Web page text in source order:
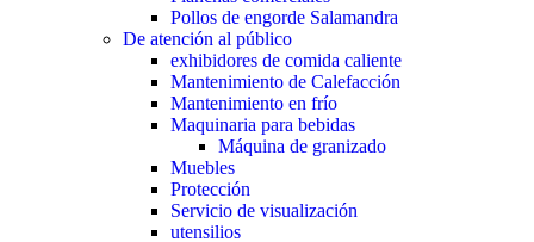
Pollos de engorde Salamandra
De atención al público
exhibidores de comida caliente
Mantenimiento de Calefacción
Mantenimiento en frío
Maquinaria para bebidas
Máquina de granizado
Muebles
Protección
Servicio de visualización
utensilios